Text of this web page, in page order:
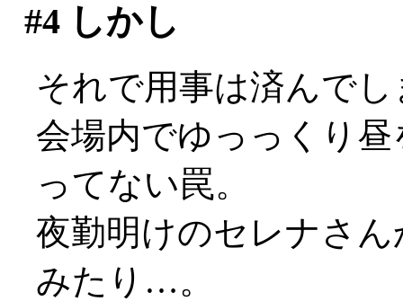
#4しかし
それで用事は済んで
会場内でゆっっくり
ってない罠。
夜勤明けのセレナさ
みたり…。